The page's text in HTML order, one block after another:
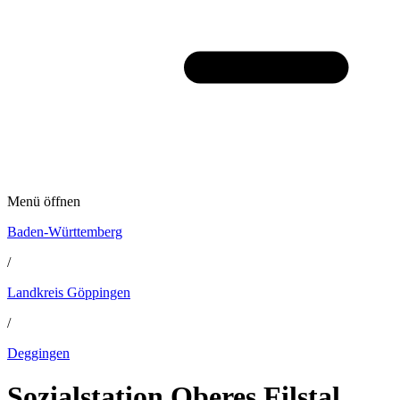
Menü öffnen
Baden-Württemberg
/
Landkreis Göppingen
/
Deggingen